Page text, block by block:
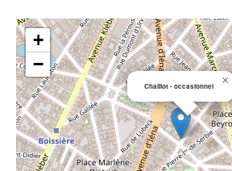
Chaillot - occasionnel ×
+
−